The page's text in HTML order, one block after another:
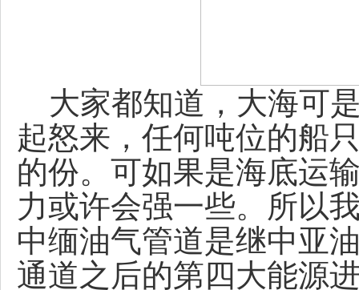
大家都知道，大海可
起怒来，任何吨位的船
的份。可如果是海底运
力或许会强一些。所以
中缅油气管道是继中亚
通道之后的第四大能源